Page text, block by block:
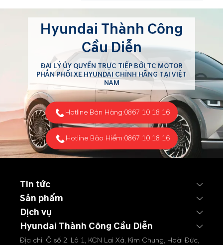
Nam (HTV) chính thức công
bố chương trình ưu đãi đặc
biệt tháng 6/2026 với chủ
đề “Hoà nhịp WorldCup -
Ưu đãi lên tới 220 triệu
đồng”, mang đến nhiều
chính sách hỗ trợ hấp dẫn
dành cho khách hàng mua
xe...
Hyundai Thành Công
Cầu Diễn
ĐẠI LÝ ỦY QUYỀN TRỰC TIẾP BỞI TC MOTOR
PHÂN PHỐI XE HYUNDAI CHÍNH HÃNG TẠI VIỆT
NAM
Hotline Bán Hàng:0867 10 18 16
Hotline Bảo Hiểm:0867 10 18 16
Tin tức
Sản phẩm
Dịch vụ
Hyundai Thành Công Cầu Diễn
Địa chỉ: Ô số 2, Lô 1, KCN Lai Xá, Kim Chung, Hoài Đức,